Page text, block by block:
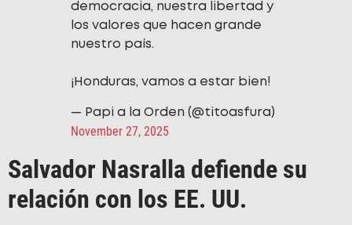
democracia, nuestra libertad y
los valores que hacen grande
nuestro país.
¡Honduras, vamos a estar bien!
— Papi a la Orden (@titoasfura)
November 27, 2025
Salvador Nasralla defiende su
relación con los EE. UU.